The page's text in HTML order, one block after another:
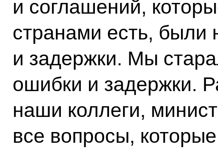
и соглашений,
странами есть,
и задержки. Мы
ошибки и задержки.
наши коллеги,
все вопросы,